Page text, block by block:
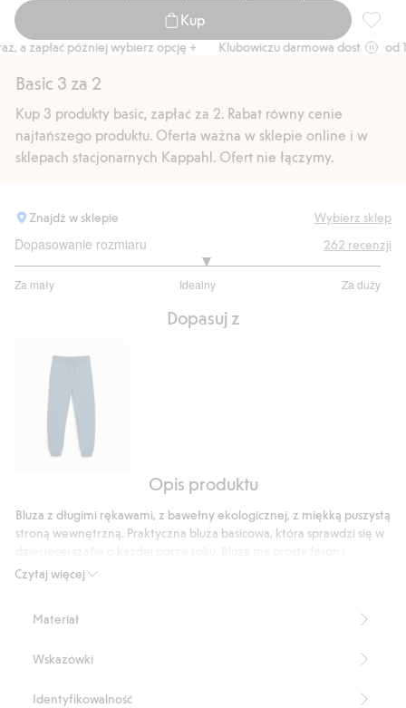
Kup
Bluza
zapłać później wybierz opcję + Klubowiczu darmowa dostawa od 150
Basic 3 za 2
Kup 3 produkty basic, zapłać za 2. Rabat równy cenie
najtańszego produktu. Oferta ważna w sklepie online i w
sklepach stacjonarnych Kappahl. Ofert nie łączymy.
Znajdź w sklepie Wybierz sklep
Dopasowanie rozmiaru
Za mały Idealny Za duży
na
głosów
262 recenzji
Dopasuj z
stroną
Opis produktu
Czytaj więcej
Bluza z długimi rękawami, z bawełny ekologicznej, z miękką puszystą
stroną wewnętrzną. Praktyczna bluza basicowa, która sprawdzi się w
prążkowany ściągacz u dołu. Rękawy i dekolt wykończone
Produkt zawiera 100% bawełny ekologicznej.
Made with organic cotton In-conversion- GOTS
Materiał
Wskazówki
Identyfikowalność